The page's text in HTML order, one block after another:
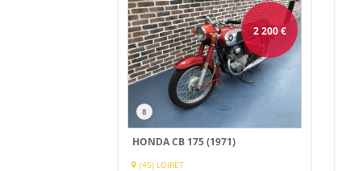
2 200€
8
HONDA CB 175 (1971)
(45) LOIRET